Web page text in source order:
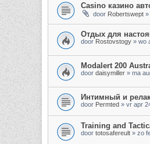
Casino казино
door Robertswept »
Отдых для
door Rostovstogy » wo
Modalert 200
door daisymiller » ma
Интимный и
door Permted » vr apr
Training and
door totosafereult » zo